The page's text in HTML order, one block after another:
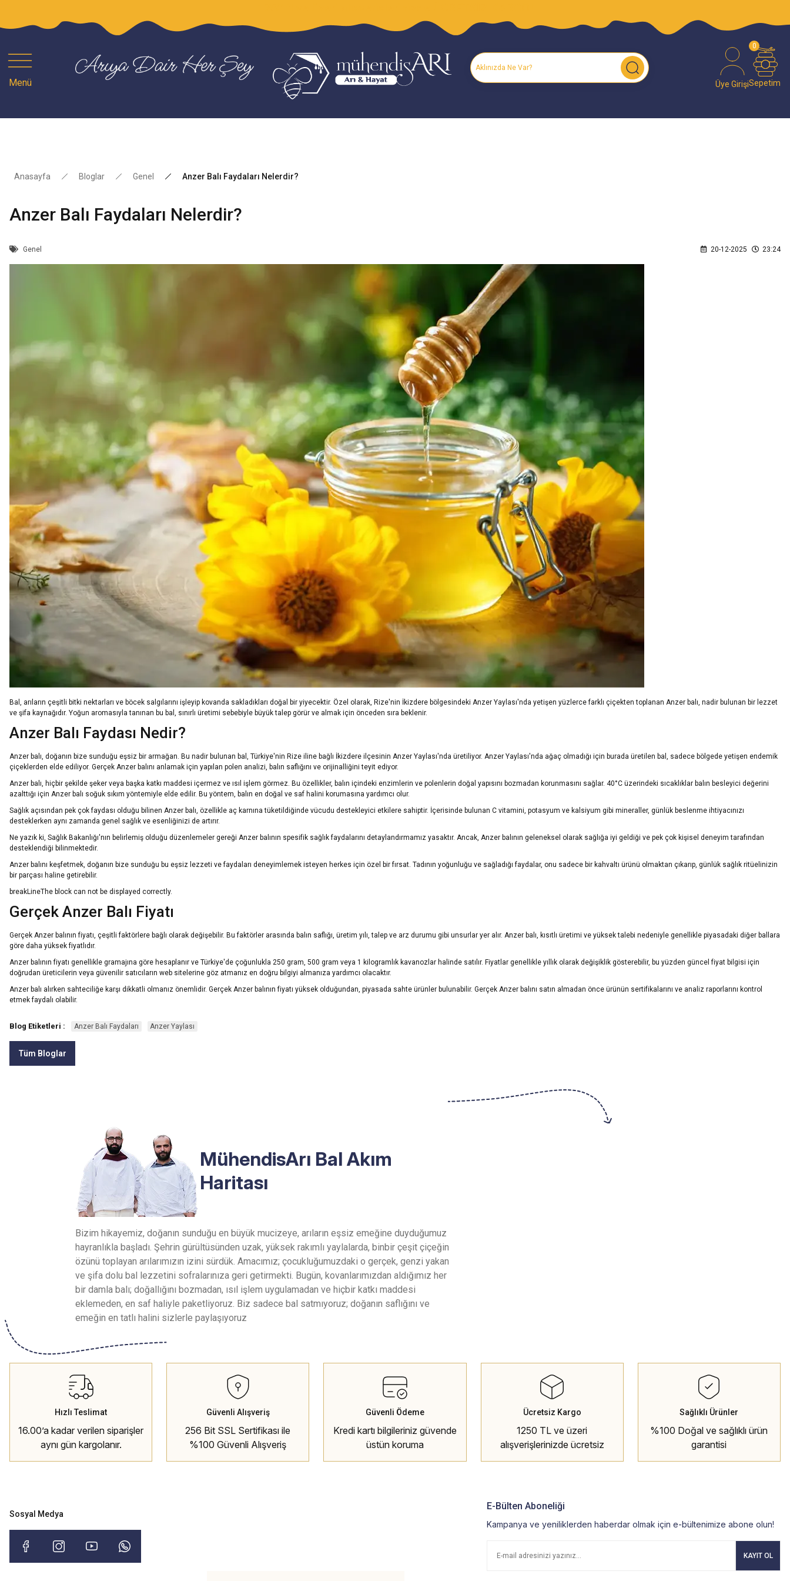
Menü Üye GirişiSepetim
0
Anasayfa Bloglar Genel Anzer Balı Faydaları Nelerdir?
Anzer Balı Faydaları Nelerdir?
Genel 20-12-2025 23:24
Bal, arıların çeşitli bitki nektarları ve böcek salgılarını işleyip kovanda sakladıkları doğal bir yiyecektir. Özel olarak, Rize'nin İkizdere bölgesindeki Anzer Yaylası'nda yetişen yüzlerce farklı çiçekten toplanan Anzer balı, nadir bulunan bir lezzet
ve şifa kaynağıdır. Yoğun aromasıyla tanınan bu bal, sınırlı üretimi sebebiyle büyük talep görür ve almak için önceden sıra beklenir.
Anzer Balı Faydası Nedir?
Anzer balı, doğanın bize sunduğu eşsiz bir armağan. Bu nadir bulunan bal, Türkiye'nin Rize iline bağlı İkizdere ilçesinin Anzer Yaylası'nda üretiliyor. Anzer Yaylası'nda ağaç olmadığı için burada üretilen bal, sadece bölgede yetişen endemik
çiçeklerden elde ediliyor. Gerçek Anzer balını anlamak için yapılan polen analizi, balın saflığını ve orijinalliğini teyit ediyor.
Anzer balı, hiçbir şekilde şeker veya başka katkı maddesi içermez ve ısıl işlem görmez. Bu özellikler, balın içindeki enzimlerin ve polenlerin doğal yapısını bozmadan korunmasını sağlar. 40°C üzerindeki sıcaklıklar balın besleyici değerini
azalttığı için Anzer balı soğuk sıkım yöntemiyle elde edilir. Bu yöntem, balın en doğal ve saf halini korumasına yardımcı olur.
Sağlık açısından pek çok faydası olduğu bilinen Anzer balı, özellikle aç karnına tüketildiğinde vücudu destekleyici etkilere sahiptir. İçerisinde bulunan C vitamini, potasyum ve kalsiyum gibi mineraller, günlük beslenme ihtiyacınızı
desteklerken aynı zamanda genel sağlık ve esenliğinizi de artırır.
Ne yazık ki, Sağlık Bakanlığı'nın belirlemiş olduğu düzenlemeler gereği Anzer balının spesifik sağlık faydalarını detaylandırmamız yasaktır. Ancak, Anzer balının geleneksel olarak sağlığa iyi geldiği ve pek çok kişisel deneyim tarafından
desteklendiği bilinmektedir.
Anzer balını keşfetmek, doğanın bize sunduğu bu eşsiz lezzeti ve faydaları deneyimlemek isteyen herkes için özel bir fırsat. Tadının yoğunluğu ve sağladığı faydalar, onu sadece bir kahvaltı ürünü olmaktan çıkarıp, günlük sağlık ritüelinizin
bir parçası haline getirebilir.
breakLineThe block can not be displayed correctly.
Gerçek Anzer Balı Fiyatı
Gerçek Anzer balının fiyatı, çeşitli faktörlere bağlı olarak değişebilir. Bu faktörler arasında balın saflığı, üretim yılı, talep ve arz durumu gibi unsurlar yer alır. Anzer balı, kısıtlı üretimi ve yüksek talebi nedeniyle genellikle piyasadaki diğer ballara
göre daha yüksek fiyatlıdır.
Anzer balının fiyatı genellikle gramajına göre hesaplanır ve Türkiye'de çoğunlukla 250 gram, 500 gram veya 1 kilogramlık kavanozlar halinde satılır. Fiyatlar genellikle yıllık olarak değişiklik gösterebilir, bu yüzden güncel fiyat bilgisi için
doğrudan üreticilerin veya güvenilir satıcıların web sitelerine göz atmanız en doğru bilgiyi almanıza yardımcı olacaktır.
Anzer balı alırken sahteciliğe karşı dikkatli olmanız önemlidir. Gerçek Anzer balının fiyatı yüksek olduğundan, piyasada sahte ürünler bulunabilir. Gerçek Anzer balını satın almadan önce ürünün sertifikalarını ve analiz raporlarını kontrol
etmek faydalı olabilir.
Blog Etiketleri : Anzer Balı Faydaları Anzer Yaylası
Tüm Bloglar
MühendisArı Bal Akım
Haritası
Bizim hikayemiz, doğanın sunduğu en büyük mucizeye, arıların eşsiz emeğine duyduğumuz
hayranlıkla başladı. Şehrin gürültüsünden uzak, yüksek rakımlı yaylalarda, binbir çeşit çiçeğin
özünü toplayan arılarımızın izini sürdük. Amacımız; çocukluğumuzdaki o gerçek, genzi yakan
ve şifa dolu bal lezzetini sofralarınıza geri getirmekti. Bugün, kovanlarımızdan aldığımız her
bir damla balı; doğallığını bozmadan, ısıl işlem uygulamadan ve hiçbir katkı maddesi
eklemeden, en saf haliyle paketliyoruz. Biz sadece bal satmıyoruz; doğanın saflığını ve
emeğin en tatlı halini sizlerle paylaşıyoruz
Hızlı Teslimat
16.00’a kadar verilen siparişler
aynı gün kargolanır.
Güvenli Alışveriş
256 Bit SSL Sertifikası ile
%100 Güvenli Alışveriş
Güvenli Ödeme
Kredi kartı bilgileriniz güvende
üstün koruma
Ücretsiz Kargo
1250 TL ve üzeri
alışverişlerinizde ücretsiz
kargo
Sağlıklı Ürünler
%100 Doğal ve sağlıklı ürün
garantisi
Sosyal Medya
E-Bülten Aboneliği
Kampanya ve yeniliklerden haberdar olmak için e-bültenimize abone olun!
KAYIT OL